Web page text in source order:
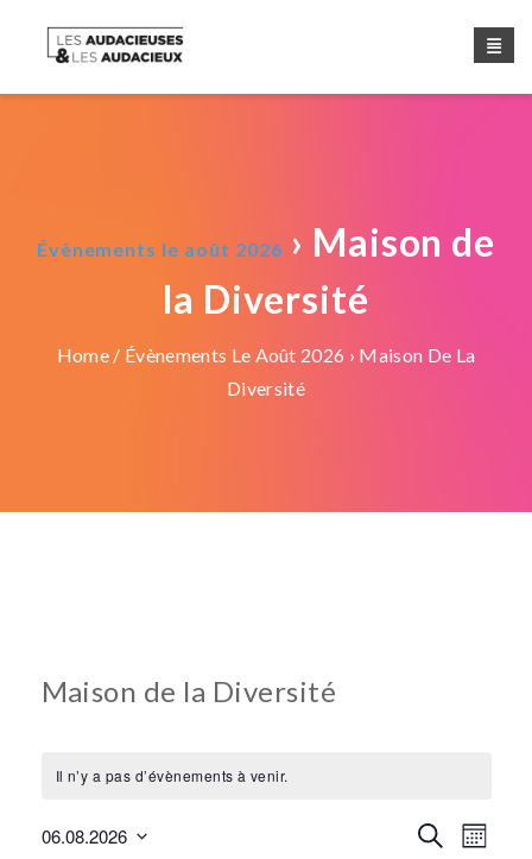
Évènements le août 2026 › Maison de
la Diversité
Home / Évènements Le Août 2026 › Maison De La
Diversité
Maison de la Diversité
Il n’y a pas d’évènements à venir.
Recherche
Mois
06.08.2026